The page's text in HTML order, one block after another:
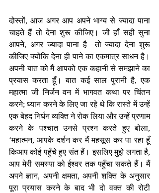
दोस्तों, आज अगर आप अपने भाग्य से ज्यादा पाना
चाहते हैं तो देना शुरू कीजिए। जी हाँ सही सुना
आपने, अगर ज्यादा पाना है  तो ज्यादा देना शुरू
कीजिए क्योंकि देना ही पाने का एकमात्र साधन है।
अपनी बात को मैं आपको एक कहानी से समझाने का
प्रयास करता हूँ। बात कई साल पुरानी है, एक
महात्मा जी निर्जन वन में भागवत कथा पर चिंतन
करने; ध्यान करने के लिए जा रहे थे कि रास्ते में उन्हें
एक बेहद निर्धन व्यक्ति ने रोक लिया और उन्हें प्रणाम
करने के पश्चात उनसे प्रश्न करते हुए बोला,
‘महात्मन, आपके दर्शन कर मैं महसूस कर पा रहा हूँ
किआप कोई पहुँचे हुए संत हैं। इसलिए मुझे लगता है,
आप मेरी समस्या को ईश्वर तक पहुँचा सकते हैं। मैं
अपने ज्ञान, अपनी क्षमता, अपनी शक्ति के अनुसार
पूरा प्रयास करने के बाद भी दो वक्त की रोटी